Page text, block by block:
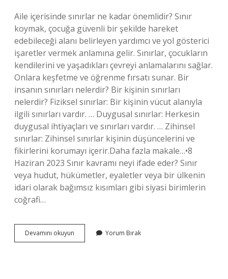
Aile içerisinde sınırlar ne kadar önemlidir? Sınır
koymak, çocuğa güvenli bir şekilde hareket
edebileceği alanı belirleyen yardımcı ve yol gösterici
işaretler vermek anlamına gelir. Sınırlar, çocukların
kendilerini ve yaşadıkları çevreyi anlamalarını sağlar.
Onlara keşfetme ve öğrenme fırsatı sunar. Bir
insanın sınırları nelerdir? Bir kişinin sınırları
nelerdir? Fiziksel sınırlar: Bir kişinin vücut alanıyla
ilgili sınırları vardır. … Duygusal sınırlar: Herkesin
duygusal ihtiyaçları ve sınırları vardır. … Zihinsel
sınırlar: Zihinsel sınırlar kişinin düşüncelerini ve
fikirlerini korumayı içerir.Daha fazla makale…•8
Haziran 2023 Sınır kavramı neyi ifade eder? Sınır
veya hudut, hükümetler, eyaletler veya bir ülkenin
idari olarak bağımsız kısımları gibi siyasi birimlerin
coğrafi…
Devamını okuyun
Içi
Yorum Bırak